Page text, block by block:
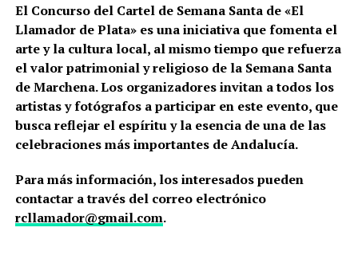
El Concurso del Cartel de Semana Santa de «El
Llamador de Plata» es una iniciativa que fomenta el
arte y la cultura local, al mismo tiempo que refuerza
el valor patrimonial y religioso de la Semana Santa
de Marchena. Los organizadores invitan a todos los
artistas y fotógrafos a participar en este evento, que
busca reflejar el espíritu y la esencia de una de las
celebraciones más importantes de Andalucía.
Para más información, los interesados pueden
contactar a través del correo electrónico
rcllamador@gmail.com.